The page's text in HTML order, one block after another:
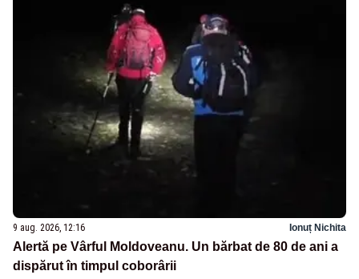
9 aug. 2026, 12:16 Ionuț Nichita
Alertă pe Vârful Moldoveanu. Un bărbat de 80 de ani a
dispărut în timpul coborârii